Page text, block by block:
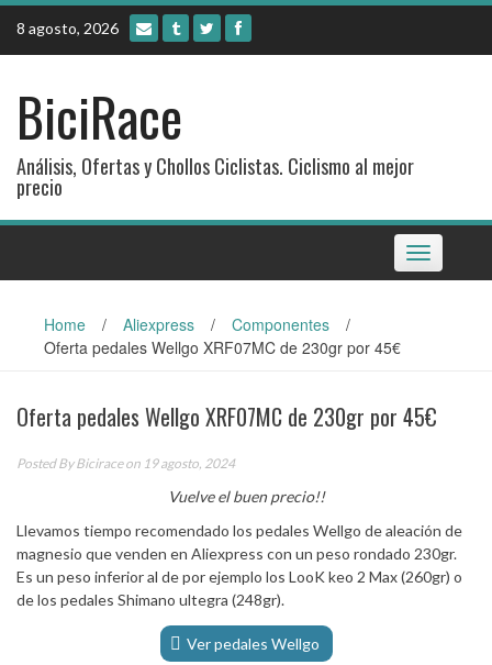
Skip
content
8 agosto, 2026
BiciRace
Análisis, Ofertas y Chollos Ciclistas. Ciclismo al mejor
precio
Toggle
navigation
Home / Aliexpress / Componentes
/
Oferta pedales Wellgo XRF07MC de 230gr por 45€
Oferta pedales Wellgo XRF07MC de 230gr por 45€
Posted ByBiciraceon 19 agosto, 2024
Vuelve el buen precio!!
Llevamos tiempo recomendado los pedales Wellgo de aleación de
magnesio que venden en Aliexpress con un peso rondado 230gr.
Es un peso inferior al de por ejemplo los LooK keo 2 Max (260gr) o
de los pedales Shimano ultegra (248gr).
Ver pedales Wellgo